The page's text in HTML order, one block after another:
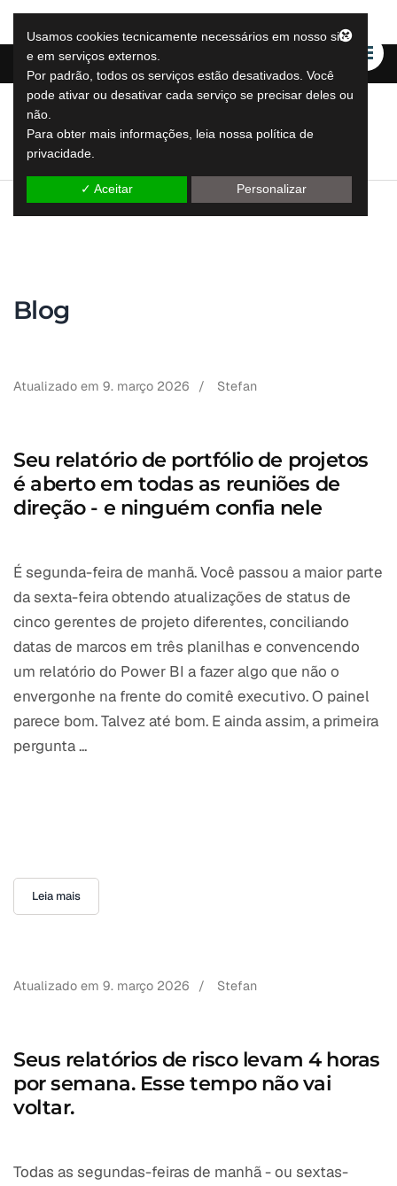
soluções de relatórios de salto
Blog
Atualizado em 9. março 2026 / Stefan
Seu relatório de portfólio de projetos
é aberto em todas as reuniões de
direção - e ninguém confia nele
É segunda-feira de manhã. Você passou a maior parte
da sexta-feira obtendo atualizações de status de
cinco gerentes de projeto diferentes, conciliando
datas de marcos em três planilhas e convencendo
um relatório do Power BI a fazer algo que não o
envergonhe na frente do comitê executivo. O painel
parece bom. Talvez até bom. E ainda assim, a primeira
pergunta ...
Leia mais
Atualizado em 9. março 2026 / Stefan
Seus relatórios de risco levam 4 horas
por semana. Esse tempo não vai
voltar.
Todas as segundas-feiras de manhã - ou sextas-
Usamos cookies tecnicamente necessários em nosso site
e em serviços externos.
Por padrão, todos os serviços estão desativados. Você
pode ativar ou desativar cada serviço se precisar deles ou
não.
Para obter mais informações, leia nossa política de
privacidade.
✓ Aceitar Personalizar